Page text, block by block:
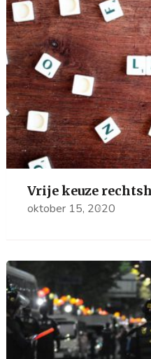
Vrije keuze
oktober 15, 2020